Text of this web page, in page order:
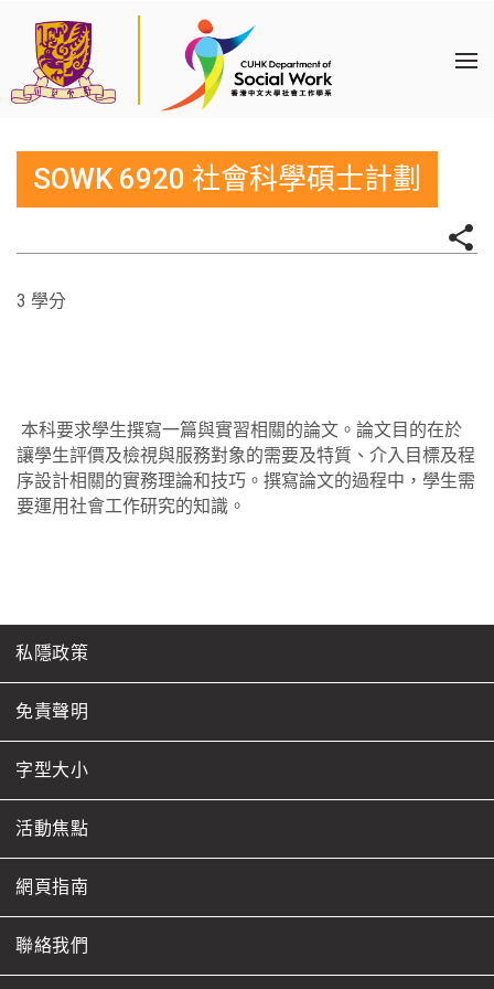
SOWK 6920 社會科學碩士計劃
3 學分
本科要求學生撰寫一篇與實習相關的論文。論文目的在於
讓學生評價及檢視與服務對象的需要及特質、介入目標及程
序設計相關的實務理論和技巧。撰寫論文的過程中，學生需
要運用社會工作研究的知識。
私隱政策
免責聲明
字型大小
活動焦點
網頁指南
聯絡我們